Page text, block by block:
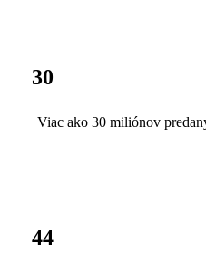
30
Viac ako 30 miliónov
44